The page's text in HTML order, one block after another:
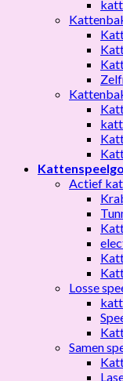
Actief
Losse
Samen